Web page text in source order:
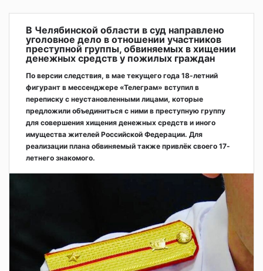
В Челябинской области в суд направлено
уголовное дело в отношении участников
преступной группы, обвиняемых в хищении
денежных средств у пожилых граждан
По версии следствия, в мае текущего года 18-летний
фигурант в мессенджере «Телеграм» вступил в
переписку с неустановленными лицами, которые
предложили объединиться с ними в преступную группу
для совершения хищения денежных средств и иного
имущества жителей Российской Федерации. Для
реализации плана обвиняемый также привлёк своего 17-
летнего знакомого.